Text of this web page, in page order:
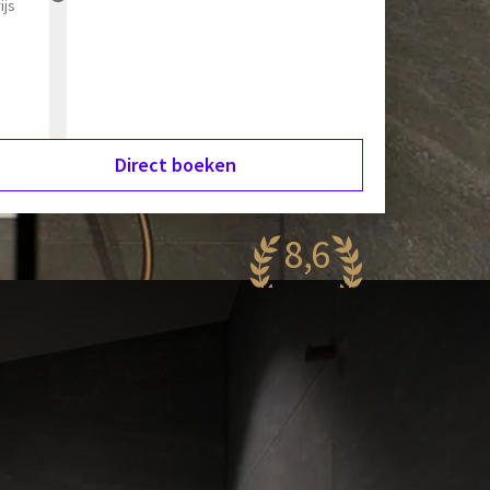
Direct boeken
8,6
reviews